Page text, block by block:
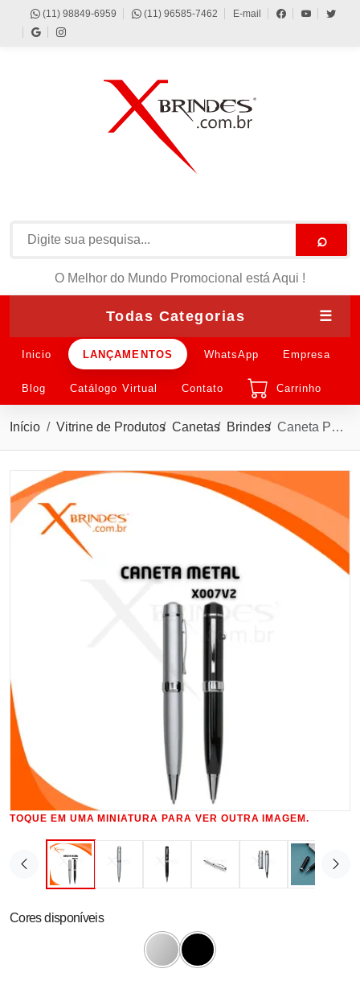
(11) 98849-6959 (11) 96585-7462 E-mail
⌕
O Melhor do Mundo Promocional está Aqui !
Todas Categorias ☰
Inicio LANÇAMENTOS WhatsApp Empresa
Blog Catálogo Virtual Contato Carrinho
Início Vitrine de Produtos Canetas Brindes Caneta Pen Drive com 4GB ou 8GB de capacidade e com Laser
TOQUE EM UMA MINIATURA PARA VER OUTRA IMAGEM.
Cores disponíveis